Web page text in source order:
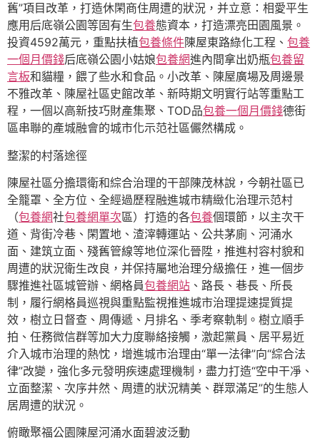
舊”項目改革，打造休閑商住周遭的狀況，并立意：相愛平生
應用后底嶺公園等固有生包養態資本，打造漂亮田園風景。
投資4592萬元，重點扶植包養條件陳屋東路綠化工程、 包養
一個月價錢后底嶺公園小姑娘包養網進內間拿出奶瓶包養留
言板和貓糧，餵了些水和食品。小改革、陳屋廣場及周邊景
不雅改革、陳屋社區史館改革、新時期文明實行站等重點工
程，一個以高新技巧財產集聚、TOD品包養一個月價錢德街
區串聯的產城融會的城市化示范社區儼然構成。
整潔的村落途徑
陳屋社區分擔環衛和綜合治理的干部陳茂林說，今朝社區已
全籠罩、全方位、全經過歷程融進城市精緻化治理示范村
（包養網社包養網單次區）打造的各包養個環節，以主次干
道、背街冷巷、閑置地、渣滓轉運站、公共茅廁、河涌水
面、建筑立面、殘舊管線等地位深化晉陞，推進村容村貌和
周遭的狀況衛生改良，并保持屬地治理分級擔任，進一個步
驟推進社區城管辦、網格員包養網站 、路長、巷長、所長
制，履行網格員巡視與重點監視推進城市治理提速提質提
效，樹立日督查、周傳遞、月排名、季考察軌制。樹立順手
拍、任務微信群等加大力度聯絡接觸，激起黨員、居平易近
介入城市治理的熱忱，增進城市治理由“單一法律”向“綜合法
律”改變，強化多元發明疾速處理機制，盡力打造“空中干凈、
立面整潔、次序井然、周遭的狀況精美、群眾滿足”的生態人
居周遭的狀況。
俯瞰聚福公園陳屋河涌水面碧波泛動